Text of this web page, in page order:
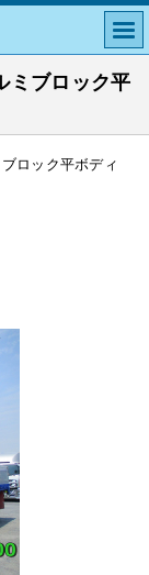
ミブロック平
ロック平ボディ